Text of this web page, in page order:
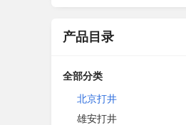
产品目录
全部分类
北京打井
雄安打井